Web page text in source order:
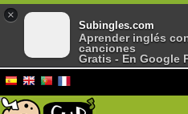
×
Subingles.com
Aprender inglés
canciones
Gratis - En Google